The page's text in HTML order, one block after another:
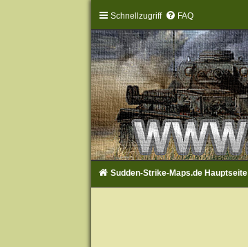
Schnellzugriff FAQ
Sudden-Strike-Maps.de Hauptseite